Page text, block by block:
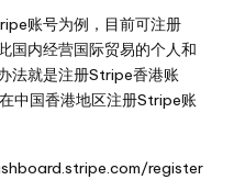
账号为例，目前可注册
国内经营国际贸易的个人和
法就是注册Stripe香港账
中国香港地区注册Stripe账
register